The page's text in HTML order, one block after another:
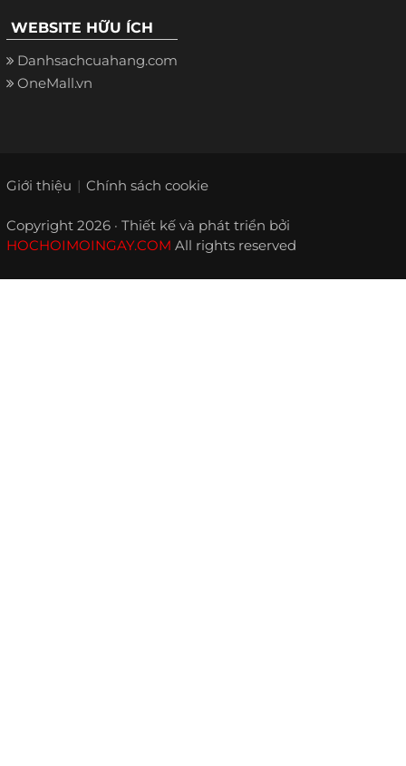
WEBSITE HỮU ÍCH
Danhsachcuahang.com
OneMall.vn
Giới thiệu Chính sách cookie
Copyright 2026 · Thiết kế và phát triển bởi
HOCHOIMOINGAY.COM All rights reserved